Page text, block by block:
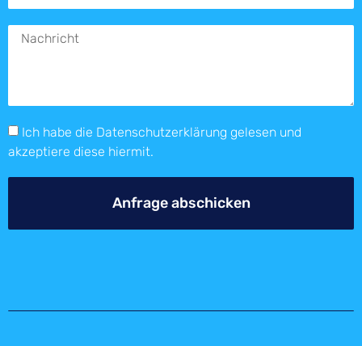
Ich habe die Datenschutzerklärung gelesen und
akzeptiere diese hiermit.
Anfrage abschicken